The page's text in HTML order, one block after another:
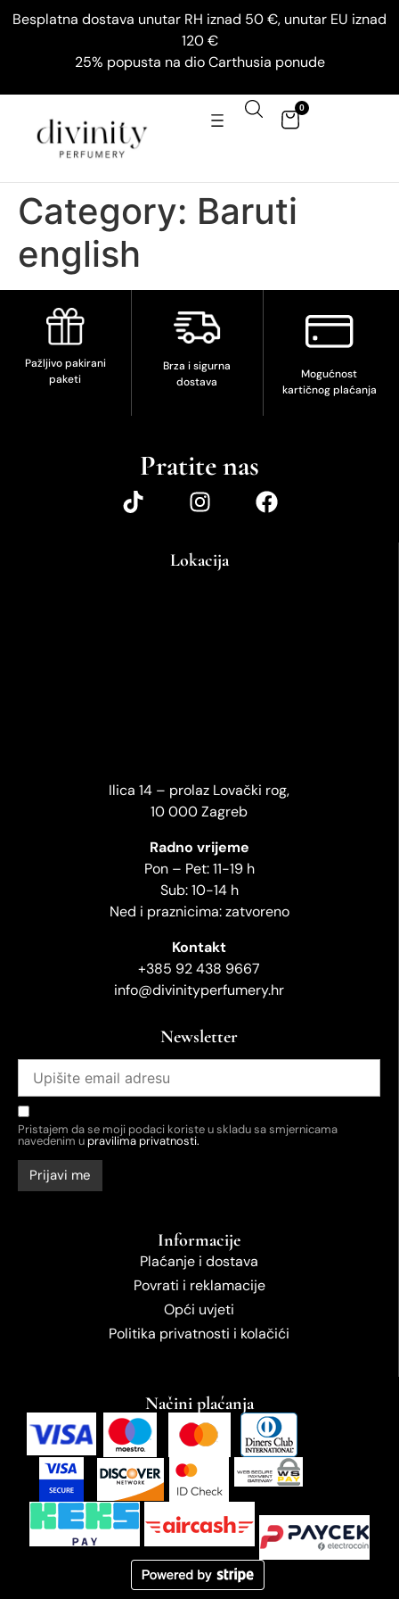
Besplatna dostava unutar RH iznad 50 €, unutar EU iznad
120 €
25% popusta na dio Carthusia ponude
0
Category: Baruti
english
Pažljivo pakirani
paketi
Brza i sigurna
dostava
Mogućnost
kartičnog plaćanja
Pratite nas
Lokacija
Ilica 14 – prolaz Lovački rog,
10 000 Zagreb
Radno vrijeme
Pon – Pet: 11-19 h
Sub: 10-14 h
Ned i praznicima: zatvoreno
Kontakt
+385 92 438 9667
info@divinityperfumery.hr
Newsletter
Pristajem da se moji podaci koriste u skladu sa smjernicama
navedenim upravilima privatnosti.
Informacije
Plaćanje i dostava
Povrati i reklamacije
Opći uvjeti
Politika privatnosti i kolačići
Načini plaćanja